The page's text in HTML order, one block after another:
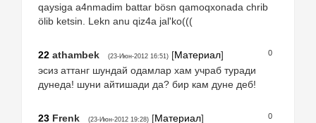
qaysiga a4nmadim battar bösn qamoqxonada chrib
ölib ketsin. Lekn anu qiz4a jal'ko(((
0
22 athambek (23-Июн-2012 16:51) [Материал]
эсиз аттанг шундай одамлар хам учраб туради
дунеда! шуни айтишади да? бир кам дуне деб!
0
23 Frenk (23-Июн-2012 19:28) [Материал]